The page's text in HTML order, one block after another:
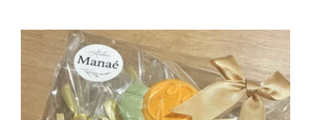
Nous contacter